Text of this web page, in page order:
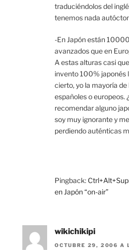
traduciéndolos del
tenemos nada
-En Japón están
avanzados que en
A estas alturas casi
invento 100% japonés
cierto, yo la mayoría de
españoles o europeos.
recomendar alguno
soy muy ignorante y
perdiendo auténticas
Pingback:
en Japón “on-air”
wikichikipi
OCTUBRE 29, 2006 A